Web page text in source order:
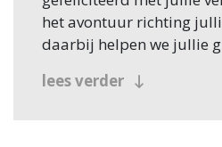
het avontuur richting
daarbij helpen we jullie
Een van de eerste
lees verder